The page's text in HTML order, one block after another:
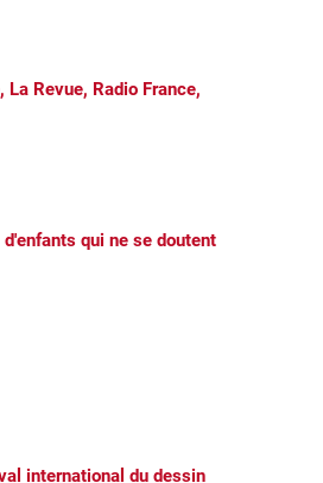
Revue, Radio France,
qui ne se doutent
international du dessin